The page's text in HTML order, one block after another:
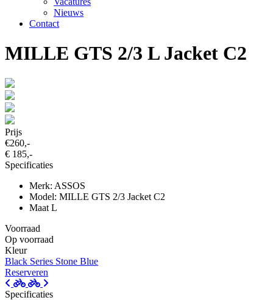
Nieuws
Contact
MILLE GTS 2/3 L Jacket C2
Prijs
€260,-
€ 185,-
Specificaties
Merk: ASSOS
Model: MILLE GTS 2/3 Jacket C2
Maat L
Voorraad
Op voorraad
Kleur
Black Series Stone Blue
Reserveren
Specificaties